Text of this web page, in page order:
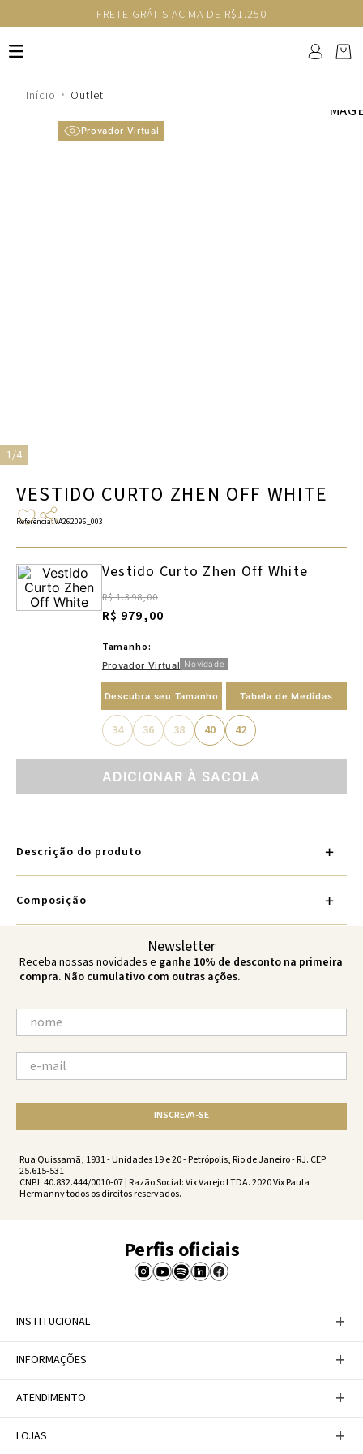
FRETE GRÁTIS ACIMA DE R$1.250
Outlet
Provador Virtual
1/4
VESTIDO CURTO ZHEN OFF WHITE
Referência:VA262096_003
Vestido Curto Zhen Off White
R$ 1.398,00
R$ 979,00
Tamanho:
Provador Virtual Novidade
Descubra seu Tamanho Tabela de Medidas
34 36 38 40 42
ADICIONAR À SACOLA
Descrição do produto
Composição
Newsletter
Receba nossas novidades e ganhe 10% de desconto na primeira
compra. Não cumulativo com outras ações.
INSCREVA-SE
Rua Quissamã, 1931 - Unidades 19 e 20 - Petrópolis, Rio de Janeiro - RJ. CEP:
25.615-531
CNPJ: 40.832.444/0010-07 | Razão Social: Vix Varejo LTDA. 2020 Vix Paula
Hermanny todos os direitos reservados.
Perfis oficiais
INSTITUCIONAL +
A Marca
Trabalhe conosco
INFORMAÇÕES +
Política de Privacidade
Tabela de Medidas
ATENDIMENTO +
Personal Shopper
LOJAS +